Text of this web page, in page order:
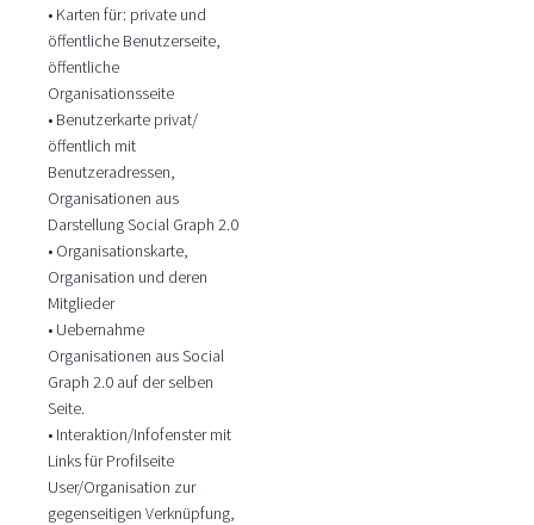
• Karten für: private und
öffentliche Benutzerseite,
öffentliche
Organisationsseite
• Benutzerkarte privat/
öffentlich mit
Benutzeradressen,
Organisationen aus
Darstellung Social Graph 2.0
• Organisationskarte,
Organisation und deren
Mitglieder
• Uebernahme
Organisationen aus Social
Graph 2.0 auf der selben
Seite.
• Interaktion/Infofenster mit
Links für Profilseite
User/Organisation zur
gegenseitigen Verknüpfung,